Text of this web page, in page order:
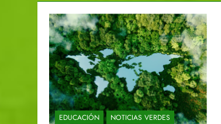
EDUCACIÓN NOTICIAS VERDES